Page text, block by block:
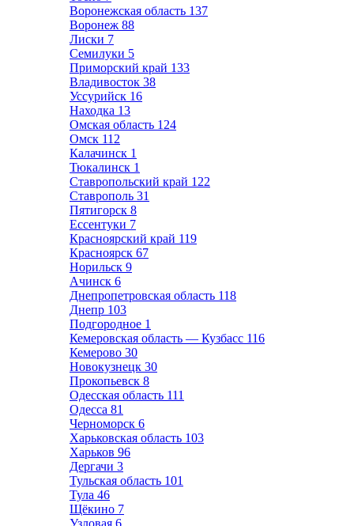
Воронежская область 137
Воронеж 88
Лиски 7
Семилуки 5
Приморский край 133
Владивосток 38
Уссурийск 16
Находка 13
Омская область 124
Омск 112
Калачинск 1
Тюкалинск 1
Ставропольский край 122
Ставрополь 31
Пятигорск 8
Ессентуки 7
Красноярский край 119
Красноярск 67
Норильск 9
Ачинск 6
Днепропетровская область 118
Днепр 103
Подгородное 1
Кемеровская область — Кузбасс 116
Кемерово 30
Новокузнецк 30
Прокопьевск 8
Одесская область 111
Одесса 81
Черноморск 6
Харьковская область 103
Харьков 96
Дергачи 3
Тульская область 101
Тула 46
Щёкино 7
Узловая 6